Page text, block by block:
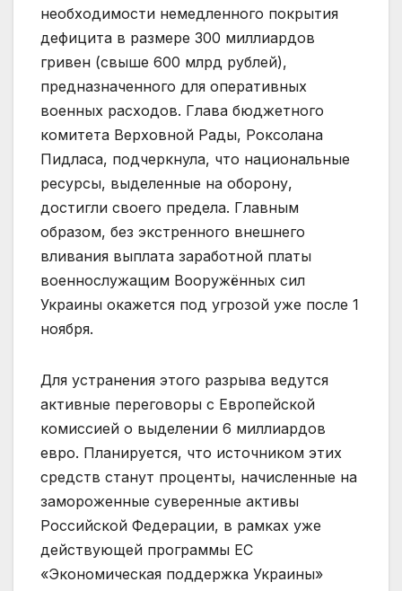
необходимости немедленного покрытия
дефицита в размере 300 миллиардов
гривен (свыше 600 млрд рублей),
предназначенного для оперативных
военных расходов. Глава бюджетного
комитета Верховной Рады, Роксолана
Пидласа, подчеркнула, что национальные
ресурсы, выделенные на оборону,
достигли своего предела. Главным
образом, без экстренного внешнего
вливания выплата заработной платы
военнослужащим Вооружённых сил
Украины окажется под угрозой уже после 1
ноября.
Для устранения этого разрыва ведутся
активные переговоры с Европейской
комиссией о выделении 6 миллиардов
евро. Планируется, что источником этих
средств станут проценты, начисленные на
замороженные суверенные активы
Российской Федерации, в рамках уже
действующей программы ЕС
«Экономическая поддержка Украины»